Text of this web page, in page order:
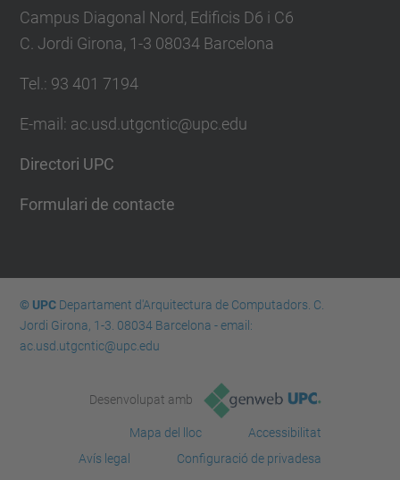
Campus Diagonal Nord, Edificis D6 i C6
C. Jordi Girona, 1-3 08034 Barcelona
Tel.: 93 401 7194
E-mail: ac.usd.utgcntic@upc.edu
Directori UPC
Formulari de contacte
© UPCDepartament d'Arquitectura de Computadors. C.
Jordi Girona, 1-3. 08034 Barcelona - email:
ac.usd.utgcntic@upc.edu
Desenvolupat amb
Mapa del lloc
Accessibilitat
Avís legal
Configuració de privadesa